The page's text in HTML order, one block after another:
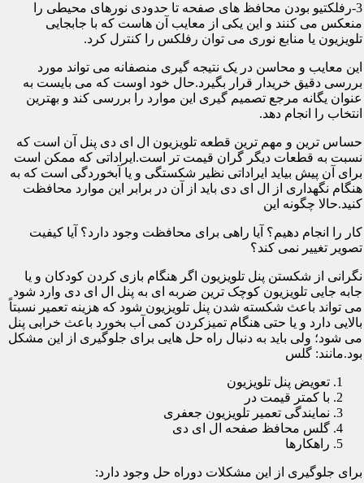
3-رفلکتیو بودن محافظ های صفحه تا حدودی نورهای محیطی را
منعکس می کنند و این یکی از معایب آن هاست که با جابجایی
تلویزیون یا منابع نوری می توان رفلکس را کنترل کرد.
این معایب و محاسن در یک نتیجه گیری منصفانه می تواند مورد
بررسی دقیق خریدار قرار بگیرد.حال خود اوست که می بایست به
عنوان یگانه مرجع تصمیم گیری این موارد را بررسی کند و بهترین
انتخاب را انجام دهد.
حساس ترین و مهم ترین قطعه تلویزیون ال ای دی پنل آن است که
نسبت به قطعات دیگر گران قیمت تر است.ایراداتی که ممکن است
برای آن پیش بیاید ایراداتی نظیر شکستگی و یا آبخوردگی است که به
هنگام نگهداری از ال ای دی باید از آن در برابر این موارد محافظت
کنید.حالا چگونه این
کار را انجام دهیم؟ آیا راهی برای محافظت وجود دارد؟ آیا کیفیت
تصویر تغییر نمی کند؟
نگرانی از شکستن پنل تلویزیون اگر هنگام بازی کردن کودکان و یا
جابه جایی تلویزیون کوچک ترین ضربه ای به پنل ال ای دی وارد شود
می تواند باعث شکسته شدن پنل تلویزیون شود که هزینه تعمیر نسبتاً
بالایی دارد و یا حتی هنگام تمیزکردن کمی آب بخورد باعث خرابی پنل
می شود؛ ولی باید به دنبال راه حل هایی برای جلوگیری از این مشکل
بود.مانند: گلس
تعویض پنل تلویزیون
با کمتر قیمت در
نمایندگی تعمیر تلویزیون جعفری
گلس محافظ صفحه ال ای دی
راهکارها
برای جلوگیری از این مشکلات دوراه حل وجود دارد: